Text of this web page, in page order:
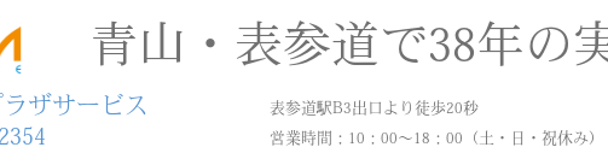
青山・表参道で38年の
ザサービス
表参道駅B3出口より徒歩20秒
営業時間：10：00～18：00（土・日・祝休み）